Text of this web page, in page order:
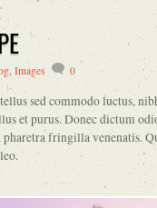
,Images 0
sed commodo luctus,
et purus. Donec dictum
pharetra fringilla venenatis.